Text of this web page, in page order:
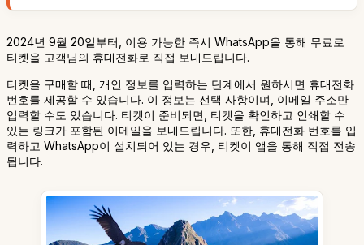
2024년 9월 20일부터, 이용 가능한 즉시 WhatsApp을 통해 무료로
티켓을 고객님의 휴대전화로 직접 보내드립니다.
티켓을 구매할 때, 개인 정보를 입력하는 단계에서 원하시면 휴대전화
번호를 제공할 수 있습니다. 이 정보는 선택 사항이며, 이메일 주소만
입력할 수도 있습니다. 티켓이 준비되면, 티켓을 확인하고 인쇄할 수
있는 링크가 포함된 이메일을 보내드립니다. 또한, 휴대전화 번호를 입
력하고 WhatsApp이 설치되어 있는 경우, 티켓이 앱을 통해 직접 전송
됩니다.